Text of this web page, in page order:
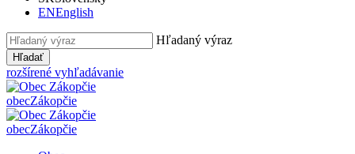
ENEnglish
Hľadaný výraz
Hľadať
rozšírené vyhľadávanie
obecZákopčie
obecZákopčie